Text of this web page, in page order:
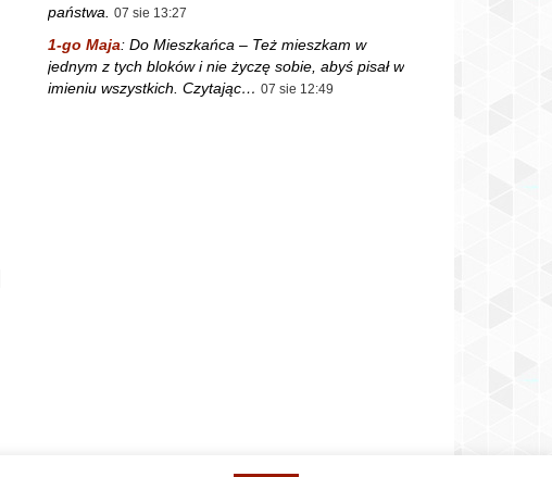
państwa.
07 sie 13:27
1-go Maja: Do Mieszkańca – Też mieszkam w
jednym z tych bloków i nie życzę sobie, abyś pisał w
imieniu wszystkich. Czytając… 07 sie 12:49